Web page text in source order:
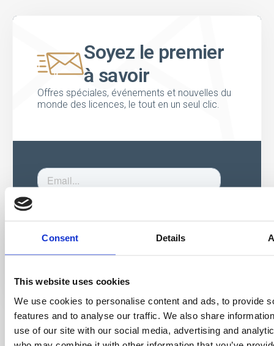
Consent Details
This website uses cookies
We use cookies to personalise content and ads, to provide
features and to analyse our traffic. We also share
use of our site with our social media, advertising and
Soyez le premier
à savoir
Offres spéciales, événements et nouvelles du
monde des licences, le tout en un seul clic.